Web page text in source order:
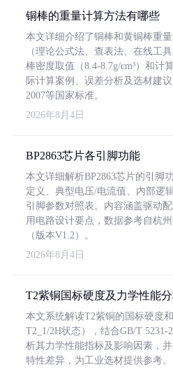
铜棒的重量计算方法有哪些
本文详细介绍了铜棒和黄铜棒重
（理论公式法、查表法、在线工
棒密度取值（8.4-8.7g/cm³）和计
际计算案例、误差分析及选材建
2007等国家标准。
2026年8月4日
BP2863芯片各引脚功能
本文详细解析BP2863芯片的引脚
定义、典型电压/电流值、内部逻
引脚参数对照表。内容涵盖驱动
用电路设计要点，数据参考自杭
（版本V1.2）。
2026年8月4日
T2紫铜国标硬度及力学性能
本文系统解读T2紫铜的国标硬度
T2_1/2H状态），结合GB/T 5231-
析其力学性能指标及影响因素，
特性差异，为工业选材提供参考。